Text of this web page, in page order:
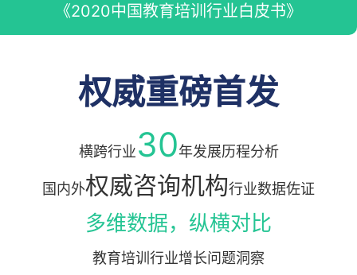
《2020中国教育培训行业白皮书》
权威重磅首发
横跨行业30年发展历程分析
国内外权威咨询机构行业数据佐证
多维数据，纵横对比
教育培训行业增长问题洞察